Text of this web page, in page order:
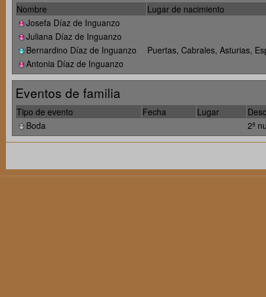
Nombre
Lugar de nacimiento
Josefa Díaz de Inguanzo
Juliana Díaz de Inguanzo
Bernardino Díaz de Inguanzo
Puertas, Cabrales, Asturias,
Antonia Díaz de Inguanzo
Eventos de familia
Tipo de evento Fecha Lugar
Boda
2ª